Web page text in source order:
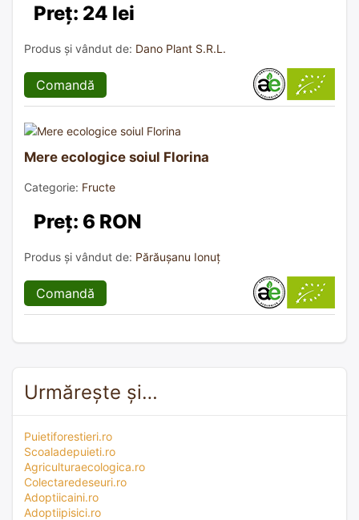
Preț: 24 lei
Produs și vândut de: Dano Plant S.R.L.
Comandă
Mere ecologice soiul Florina
Categorie: Fructe
Preț: 6 RON
Produs și vândut de: Părăușanu Ionuț
Comandă
Urmărește și…
Puietiforestieri.ro
Scoaladepuieti.ro
Agriculturaecologica.ro
Colectaredeseuri.ro
Adoptiicaini.ro
Adoptiipisici.ro